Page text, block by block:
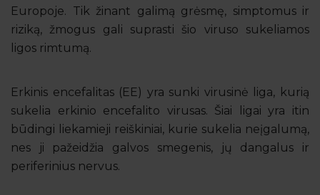
Europoje. Tik žinant galimą grėsmę, simptomus ir
riziką, žmogus gali suprasti šio viruso sukeliamos
ligos rimtumą.
Erkinis encefalitas (EE) yra sunki virusinė liga, kurią
sukelia erkinio encefalito virusas. Šiai ligai yra itin
būdingi liekamieji reiškiniai, kurie sukelia neįgalumą,
nes ji pažeidžia galvos smegenis, jų dangalus ir
periferinius nervus.